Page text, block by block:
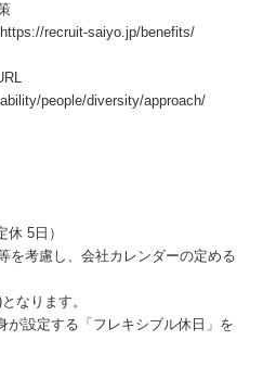
recruit-saiyo.jp/benefits/
people/diversity/approach/
5日）
を考慮し、会社カレンダーの定める
なります。
設定する「フレキシブル休日」を